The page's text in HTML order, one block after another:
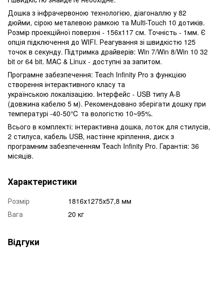
Дошка з інфрачервоною технологією, діагоналлю у 82
дюйми, сірою металевою рамкою та Multi-Touch 10 дотиків.
Розмір проекційної поверхні - 156х117 см. Точність - 1мм. Є
опція підключення до WIFI. Реагування зі швидкістю 125
точок в секунду. Підтримка драйверів: Win 7/Win 8/Win 10 32
bit or 64 bit. MAC & Linux - доступні за запитом.
Програмне забезпечення: Teach Infinity Pro з функцією
створення інтерактивного класу та
українською локалізацією. Інтерфейс - USB типу A-В
(довжина кабелю 5 м). Рекомендовано зберігати дошку при
температурі -40-50℃ та вологістю 10~95%.
Всього в комплекті: інтерактивна дошка, лоток для стилусів,
2 стилуса, кабель USB, настінне кріплення, диск з
програмним забезпеченням Teach Infinity Pro. Гарантія: 36
місяців.
Характеристики
Розмір
1816х1275х57,8 мм
Вага
20 кг
Відгуки